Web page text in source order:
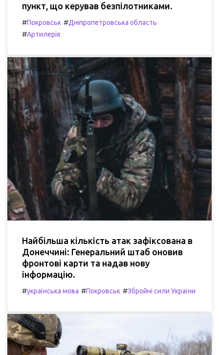
пункт, що керував безпілотниками.
#Покровськ #Дніпропетровська область
#Артилерія
Найбільша кількість атак зафіксована в
Донеччині: Генеральний штаб оновив
фронтові карти та надав нову
інформацію.
#українська мова #Покровськ #Збройні сили України